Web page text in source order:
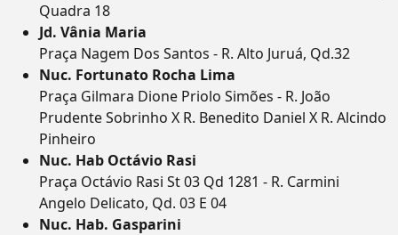
Quadra 18
Jd. Vânia Maria
Praça Nagem Dos Santos - R. Alto Juruá, Qd.32
Nuc. Fortunato Rocha Lima
Praça Gilmara Dione Priolo Simões - R. João
Prudente Sobrinho X R. Benedito Daniel X R. Alcindo
Pinheiro
Nuc. Hab Octávio Rasi
Praça Octávio Rasi St 03 Qd 1281 - R. Carmini
Angelo Delicato, Qd. 03 E 04
Nuc. Hab. Gasparini